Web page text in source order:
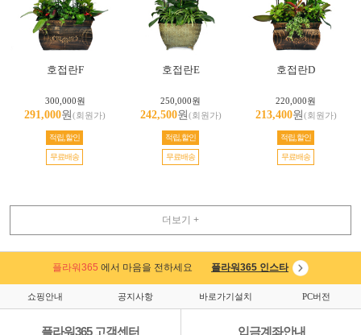
호접란F
300,000원
291,000원(회원가)
적립,할인
무료배송
호접란E
250,000원
242,500원(회원가)
적립,할인
무료배송
호접란D
220,000원
213,400원(회원가)
적립,할인
무료배송
더보기 +
플라워365 에서 마음을 전하세요 플라워365 인스타
쇼핑안내 공지사항 바로가기설치 PC버전
플라워365 고객센터 입금계좌안내